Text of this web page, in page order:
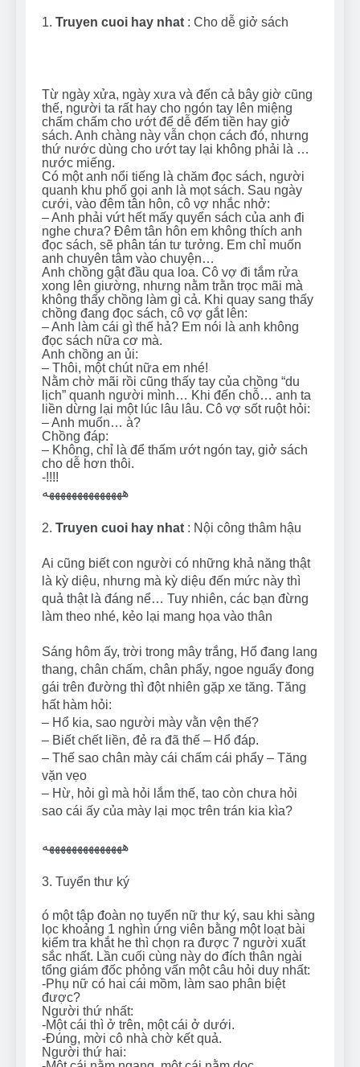
1. Truyen cuoi hay nhat : Cho dễ giở sách
Từ ngày xửa, ngày xưa và đến cả bây giờ cũng
thế, người ta rất hay cho ngón tay lên miệng
chấm chấm cho ướt để dễ đếm tiền hay giở
sách. Anh chàng này vẫn chọn cách đó, nhưng
thứ nước dùng cho ướt tay lại không phải là …
nước miếng.
Có một anh nổi tiếng là chăm đọc sách, người
quanh khu phố gọi anh là mọt sách. Sau ngày
cưới, vào đêm tân hôn, cô vợ nhắc nhở:
– Anh phải vứt hết mấy quyển sách của anh đi
nghe chưa? Đêm tân hôn em không thích anh
đọc sách, sẽ phân tán tư tưởng. Em chỉ muốn
anh chuyên tâm vào chuyện…
Anh chồng gật đầu qua loa. Cô vợ đi tắm rửa
xong lên giường, nhưng nằm trằn trọc mãi mà
không thấy chồng làm gì cả. Khi quay sang thấy
chồng đang đọc sách, cô vợ gắt lên:
– Anh làm cái gì thế hả? Em nói là anh không
đọc sách nữa cơ mà.
Anh chồng an ủi:
– Thôi, một chút nữa em nhé!
Nằm chờ mãi rồi cũng thấy tay của chồng “du
lịch” quanh người mình… Khi đến chỗ… anh ta
liền dừng lại một lúc lâu lâu. Cô vợ sốt ruột hỏi:
– Anh muốn… à?
Chồng đáp:
– Không, chỉ là để thấm ướt ngón tay, giở sách
cho dễ hơn thôi.
-!!!!
ههههههههههههههه
2. Truyen cuoi hay nhat : Nội công thâm hậu
Ai cũng biết con người có những khả năng thật
là kỳ diệu, nhưng mà kỳ diệu đến mức này thì
quả thật là đáng nể… Tuy nhiên, các bạn đừng
làm theo nhé, kẻo lại mang họa vào thân
Sáng hôm ấy, trời trong mây trắng, Hổ đang lang
thang, chân chấm, chân phẩy, ngoe nguẩy đong
gái trên đường thì đột nhiên gặp xe tăng. Tăng
hất hàm hỏi:
– Hổ kia, sao người mày vằn vện thế?
– Biết chết liền, đẻ ra đã thế – Hổ đáp.
– Thế sao chân mày cái chấm cái phẩy – Tăng
vặn vẹo
– Hừ, hỏi gì mà hỏi lắm thế, tao còn chưa hỏi
sao cái ấy của mày lại mọc trên trán kia kìa?
ههههههههههههههه
3. Tuyển thư ký
ó một tập đoàn nọ tuyển nữ thư ký, sau khi sàng
lọc khoảng 1 nghìn ứng viên bằng một loạt bài
kiểm tra khắt he thì chọn ra được 7 người xuất
sắc nhất. Lần cuối cùng này do đích thân ngài
tổng giám đốc phỏng vấn một câu hỏi duy nhất:
-Phụ nữ có hai cái mồm, làm sao phân biệt
được?
Người thứ nhất:
-Một cái thì ở trên, một cái ở dưới.
-Đúng, mời cô nhà chờ kết quả.
Người thứ hai: